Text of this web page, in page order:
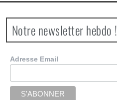
Notre newsletter hebdo !
Adresse Email